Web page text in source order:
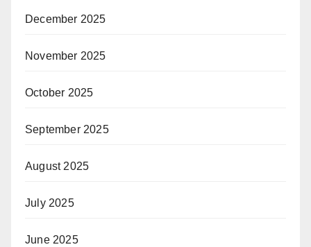
December 2025
November 2025
October 2025
September 2025
August 2025
July 2025
June 2025